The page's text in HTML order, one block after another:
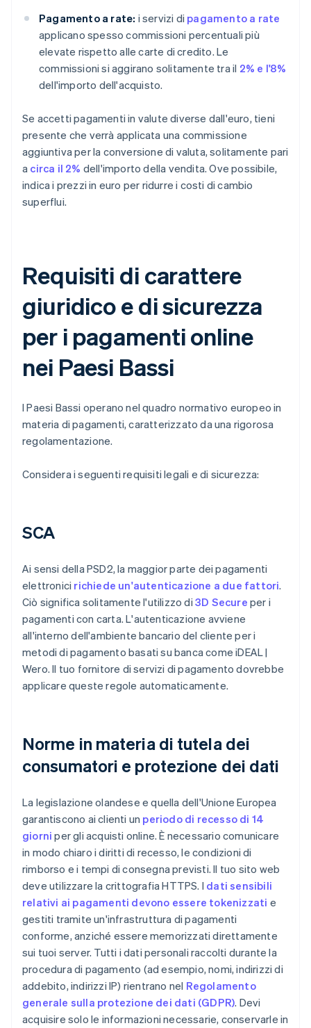
Pagamento a rate: i servizi di pagamento a rate
applicano spesso commissioni percentuali più
elevate rispetto alle carte di credito. Le
commissioni si aggirano solitamente tra il 2% e l'8%
dell'importo dell'acquisto.
Se accetti pagamenti in valute diverse dall'euro, tieni
presente che verrà applicata una commissione
aggiuntiva per la conversione di valuta, solitamente pari
a circa il 2% dell'importo della vendita. Ove possibile,
indica i prezzi in euro per ridurre i costi di cambio
superflui.
Requisiti di carattere
giuridico e di sicurezza
per i pagamenti online
nei Paesi Bassi
I Paesi Bassi operano nel quadro normativo europeo in
materia di pagamenti, caratterizzato da una rigorosa
regolamentazione.
Considera i seguenti requisiti legali e di sicurezza:
SCA
Ai sensi della PSD2, la maggior parte dei pagamenti
elettronici richiede un'autenticazione a due fattori.
Ciò significa solitamente l'utilizzo di 3D Secure per i
pagamenti con carta. L'autenticazione avviene
all'interno dell'ambiente bancario del cliente per i
metodi di pagamento basati su banca come iDEAL |
Wero. Il tuo fornitore di servizi di pagamento dovrebbe
applicare queste regole automaticamente.
Norme in materia di tutela dei
consumatori e protezione dei dati
La legislazione olandese e quella dell'Unione Europea
garantiscono ai clienti un periodo di recesso di 14
giorni per gli acquisti online. È necessario comunicare
in modo chiaro i diritti di recesso, le condizioni di
rimborso e i tempi di consegna previsti. Il tuo sito web
deve utilizzare la crittografia HTTPS. I dati sensibili
relativi ai pagamenti devono essere tokenizzati e
gestiti tramite un'infrastruttura di pagamenti
conforme, anziché essere memorizzati direttamente
sui tuoi server. Tutti i dati personali raccolti durante la
procedura di pagamento (ad esempio, nomi, indirizzi di
addebito, indirizzi IP) rientrano nel Regolamento
generale sulla protezione dei dati (GDPR). Devi
acquisire solo le informazioni necessarie, conservarle in